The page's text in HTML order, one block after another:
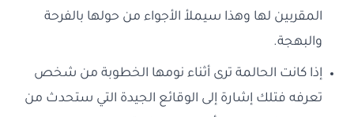
المقربين لها وهذا سيملأ الأجواء من حولها بالفرحة
والبهجة.
إذا كانت الحالمة ترى أثناء نومها الخطوبة من شخص
تعرفه فتلك إشارة إلى الوقائع الجيدة التي ستحدث من